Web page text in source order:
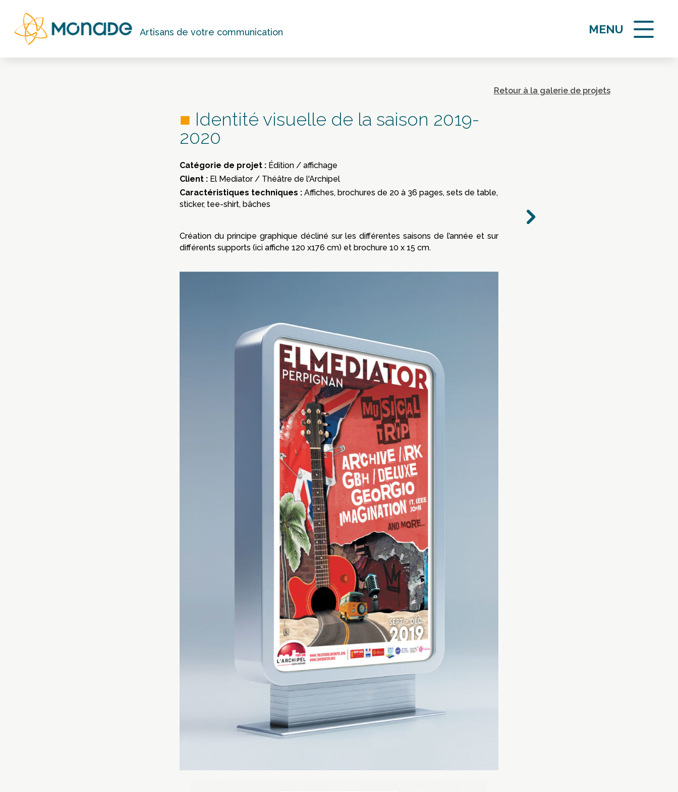
Artisans de votre communication MENU
Retour à la galerie de projets
■ Identité visuelle de la saison 2019-
2020
Catégorie de projet : Édition / affichage
Client : El Mediator / Théâtre de l'Archipel
Caractéristiques techniques : Affiches, brochures de 20 à 36 pages, sets de table,
sticker, tee-shirt, bâches
Création du principe graphique décliné sur les différentes saisons de l’année et sur
différents supports (ici affiche 120 x176 cm) et brochure 10 x 15 cm.